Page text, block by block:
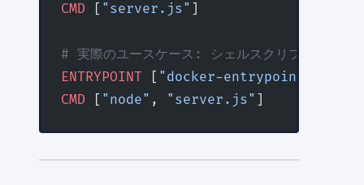
CMD [ "server.js" ]
# 実際のユースケース: シェルスクリプトを
ENTRYPOINT [ "docker-entrypoint.sh"
CMD [ "node" , "server.js" ]